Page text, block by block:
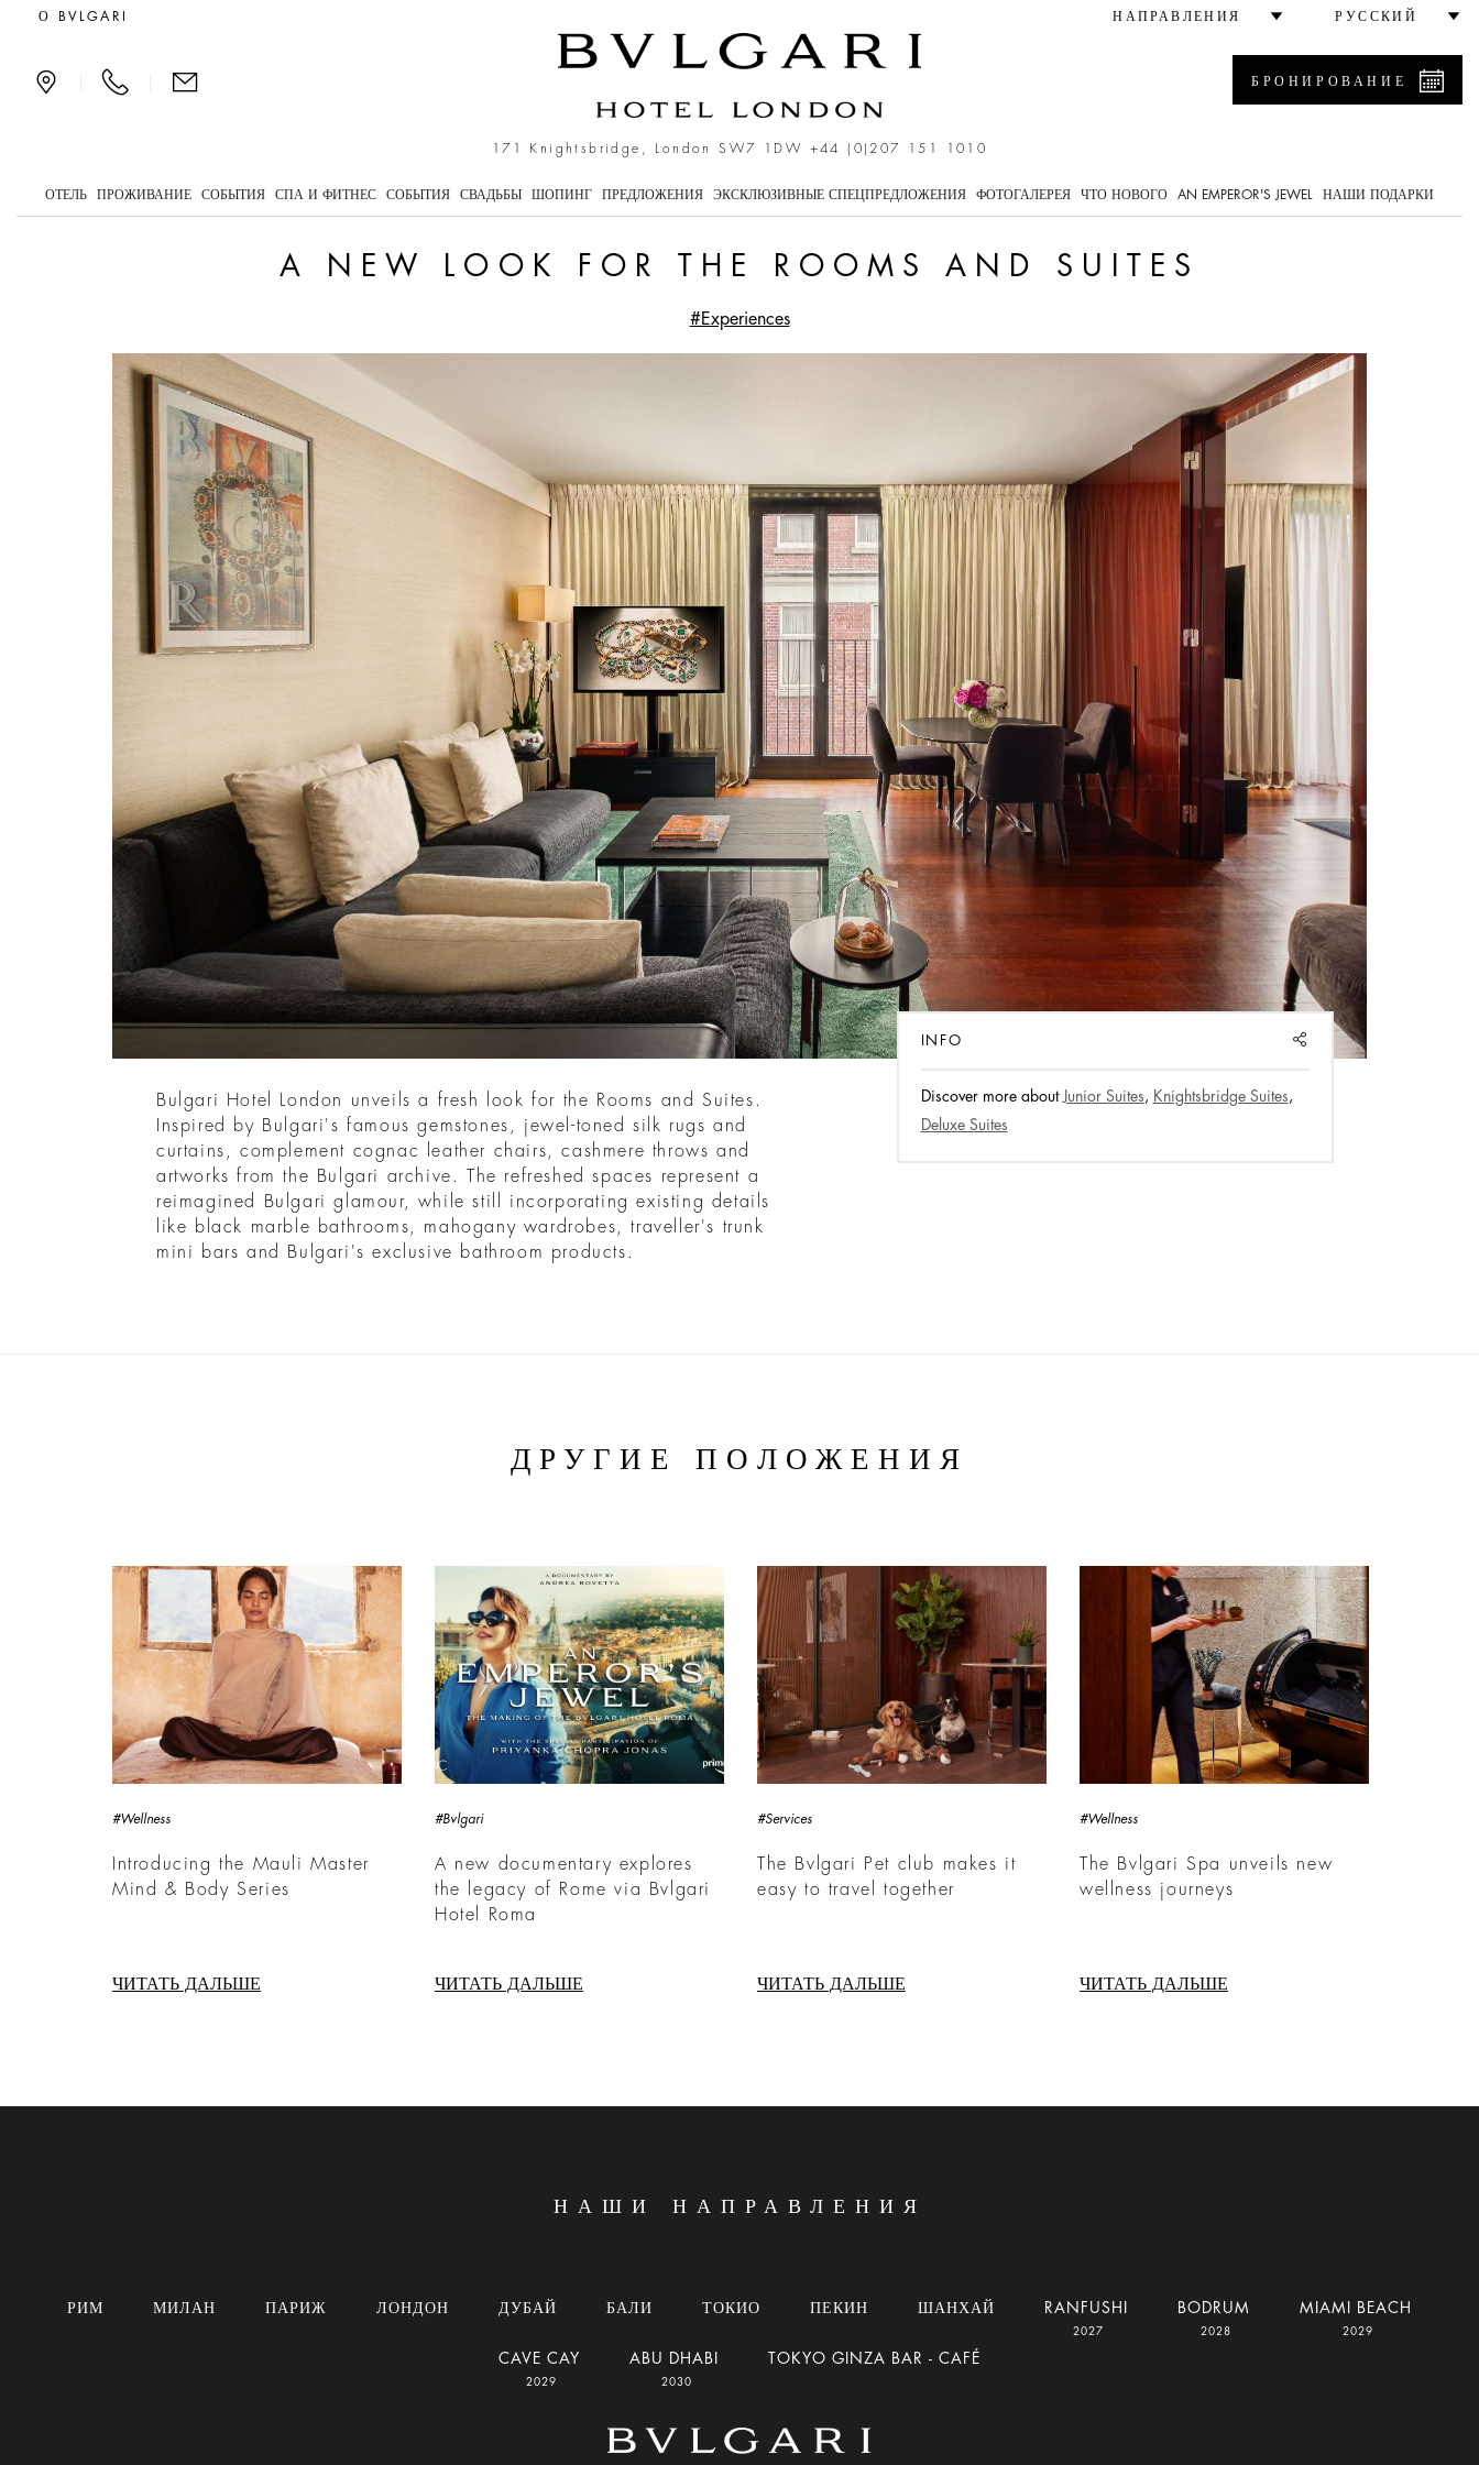
A new look for the Rooms and Suites
О BVLGARI НАПРАВЛЕНИЯ РУССКИЙ
171 Knightsbridge, London SW7 1DW +44 (0)207 151 1010
БРОНИРОВАНИЕ
ОТЕЛЬ ПРОЖИВАНИЕ СОБЫТИЯ СПА И ФИТНЕС СОБЫТИЯ СВАДЬБЫ ШОПИНГ ПРЕДЛОЖЕНИЯ ЭКСКЛЮЗИВНЫЕ СПЕЦПРЕДЛОЖЕНИЯ ФОТОГАЛЕРЕЯ ЧТО НОВОГО AN EMPEROR'S JEWEL НАШИ ПОДАРКИ
A NEW LOOK FOR THE ROOMS AND SUITES
#Experiences
INFO SHARE
Discover more about Junior Suites , Knightsbridge Suites ,
Deluxe Suites
Bulgari Hotel London unveils a fresh look for the Rooms and Suites.
Inspired by Bulgari's famous gemstones, jewel-toned silk rugs and
curtains, complement cognac leather chairs, cashmere throws and
artworks from the Bulgari archive. The refreshed spaces represent a
reimagined Bulgari glamour, while still incorporating existing details
like black marble bathrooms, mahogany wardrobes, traveller's trunk
mini bars and Bulgari's exclusive bathroom products.
ДРУГИЕ ПОЛОЖЕНИЯ
#Wellness
Introducing the Mauli Master
Mind & Body Series
ЧИТАТЬ ДАЛЬШЕ
#Bvlgari
A new documentary explores
the legacy of Rome via Bvlgari
Hotel Roma
ЧИТАТЬ ДАЛЬШЕ
#Services
The Bvlgari Pet club makes it
easy to travel together
ЧИТАТЬ ДАЛЬШЕ
#Wellness
The Bvlgari Spa unveils new
wellness journeys
ЧИТАТЬ ДАЛЬШЕ
НАШИ НАПРАВЛЕНИЯ
РИМ МИЛАН ПАРИЖ ЛОНДОН ДУБАЙ БАЛИ ТОКИО ПЕКИН ШАНХАЙ RANFUSHI
2027
BODRUM
2028
MIAMI BEACH
2029
CAVE CAY
2029
ABU DHABI
2030
TOKYO GINZA BAR - CAFÉ